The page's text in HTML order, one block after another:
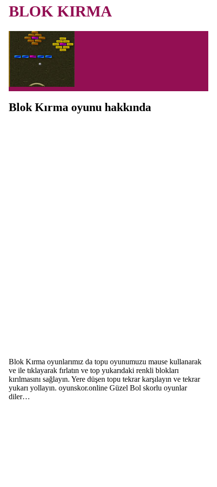
BLOK KIRMA
Blok Kırma oyunu hakkında
Blok Kırma oyunlarımız da topu oyunumuzu mause kullanarak
ve ile tıklayarak fırlatın ve top yukarıdaki renkli blokları
kırılmasını sağlayın. Yere düşen topu tekrar karşılayın ve tekrar
yukarı yollayın. oyunskor.online Güzel Bol skorlu oyunlar
diler…